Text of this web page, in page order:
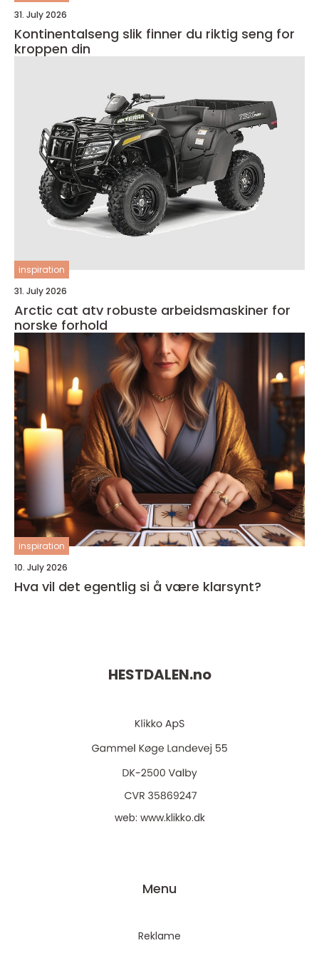
31. July 2026
Kontinentalseng slik finner du riktig seng for
kroppen din
inspiration
31. July 2026
Arctic cat atv robuste arbeidsmaskiner for
norske forhold
inspiration
10. July 2026
Hva vil det egentlig si å være klarsynt?
HESTDALEN.no
web: www.klikko.dk
Menu
Reklame